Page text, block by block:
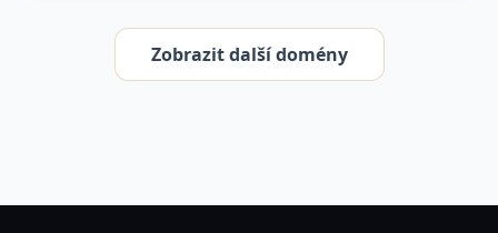
Zobrazit další domény